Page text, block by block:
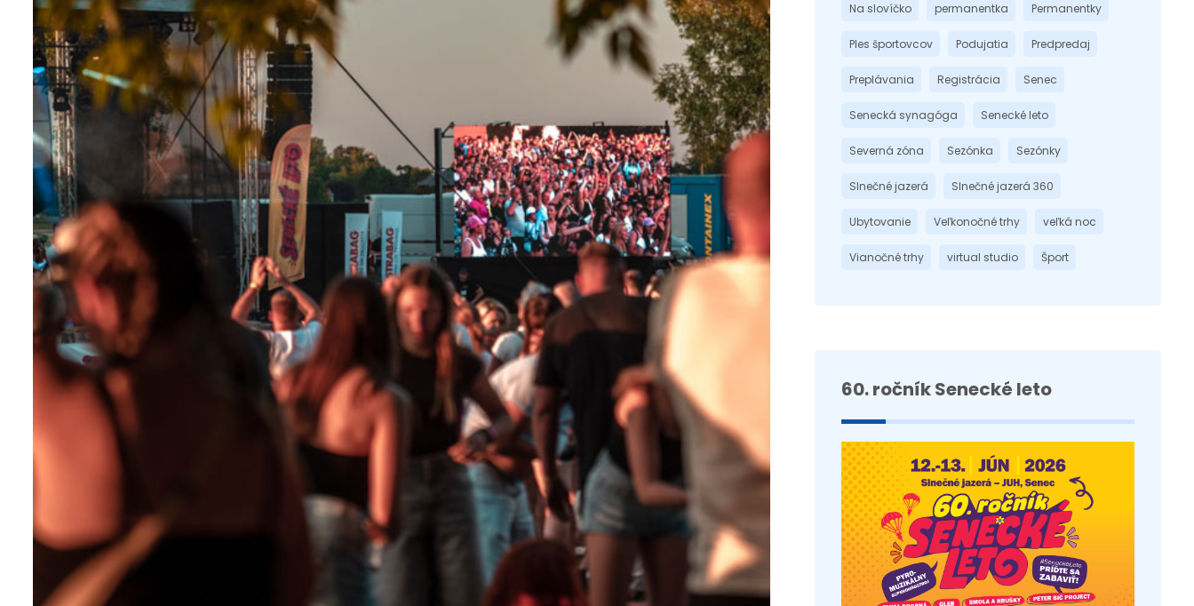
Na slovíčko permanentka Permanentky
Ples športovcov Podujatia Predpredaj
Preplávania Registrácia Senec
Senecká synagóga Senecké leto
Severná zóna Sezónka Sezónky
Slnečné jazerá Slnečné jazerá 360
Ubytovanie Veľkonočné trhy veľká noc
Vianočné trhy virtual studio Šport
60. ročník Senecké leto